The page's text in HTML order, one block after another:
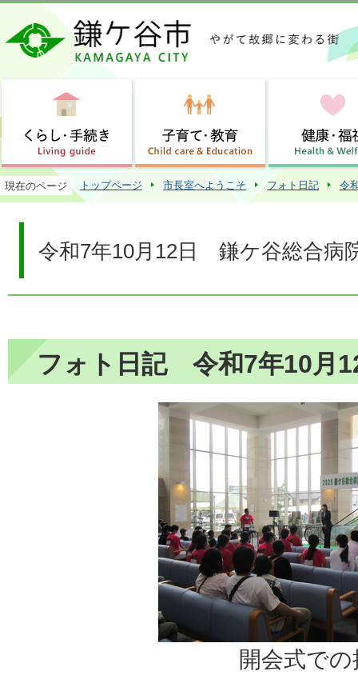
この
現在のページ トップページ 市長室へようこそ フォト日記 令
令和7年10月12日 鎌ケ谷総合病
フォト日記 令和7年10月
開会式での